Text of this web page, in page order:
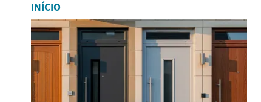
INÍCIO